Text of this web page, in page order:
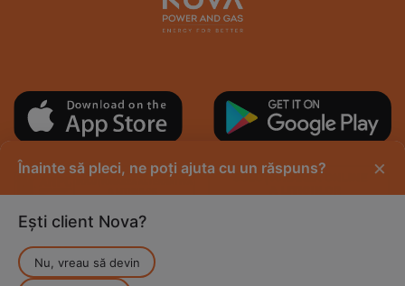
Înainte să pleci, ne poți ajuta cu un răspuns? ×
Ești client Nova?
Nu, vreau să devin